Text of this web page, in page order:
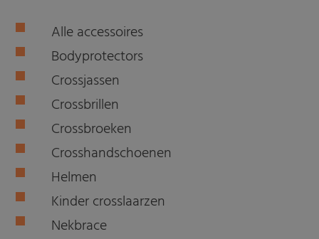
Alle accessoires
Bodyprotectors
Crossjassen
Crossbrillen
Crossbroeken
Crosshandschoenen
Helmen
Kinder crosslaarzen
Nekbrace